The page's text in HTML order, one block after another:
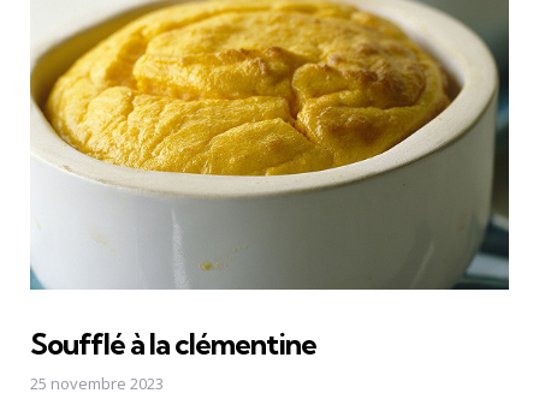
Soufflé à la clémentine
25 novembre 2023